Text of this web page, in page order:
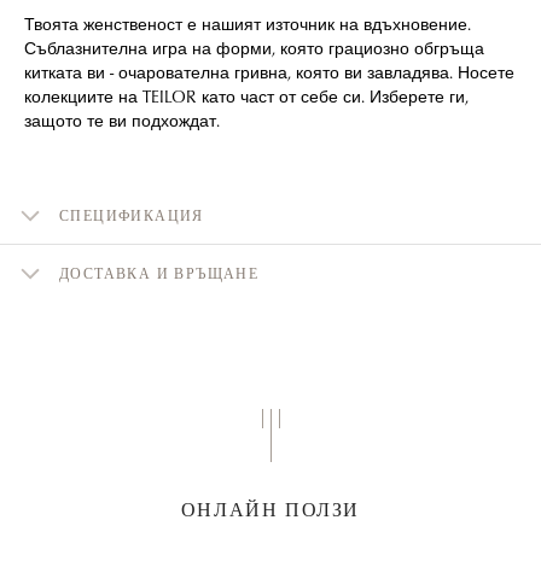
Твоята женственост е нашият източник на вдъхновение.
Съблазнителна игра на форми, която грациозно обгръща
китката ви - очарователна гривна, която ви завладява. Носете
колекциите на TEILOR като част от себе си. Изберете ги,
защото те ви подхождат.
СПЕЦИФИКАЦИЯ
ДОСТАВКА И ВРЪЩАНЕ
ОНЛАЙН ПОЛЗИ